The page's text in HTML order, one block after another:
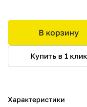
В корзину
Купить в 1 клик
Характеристики